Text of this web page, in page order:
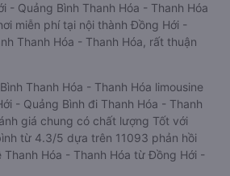
- Quảng Bình Thanh Hóa - Thanh Hóa
miễn phí tại nội thành Đồng Hới -
Thanh Hóa - Thanh Hóa, rất thuận
Thanh Hóa - Thanh Hóa limousine
- Quảng Bình đi Thanh Hóa - Thanh
giá chung có chất lượng Tốt với
từ 4.3/5 dựa trên 11093 phản hồi
Thanh Hóa - Thanh Hóa từ Đồng Hới -